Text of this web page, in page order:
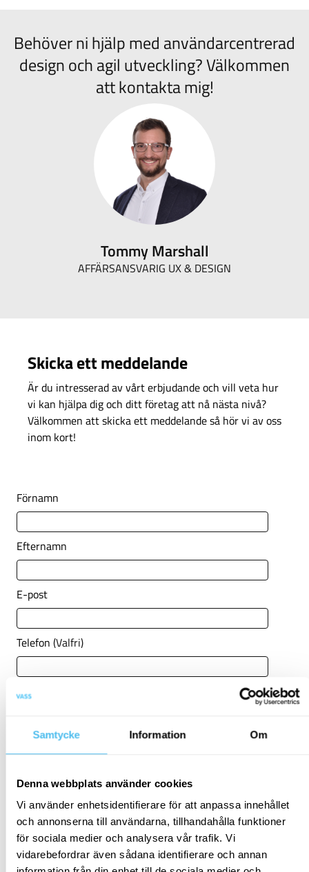
Samtycke Information Om
Denna webbplats använder cookies
Vi använder enhetsidentifierare för att anpassa innehållet
och annonserna till användarna, tillhandahålla funktioner
för sociala medier och analysera vår trafik. Vi
vidarebefordrar även sådana identifierare och annan
Behöver ni hjälp med användarcentrerad
design och agil utveckling? Välkommen
att kontakta mig!
Tommy Marshall
AFFÄRSANSVARIG UX & DESIGN
Skicka ett meddelande
Är du intresserad av vårt erbjudande och vill veta hur
vi kan hjälpa dig och ditt företag att nå nästa nivå?
Välkommen att skicka ett meddelande så hör vi av oss
inom kort!
Förnamn
Efternamn
E-post
Telefon (Valfri)
Företag
Meddelande(Valfri)
Jag samtycker till att VASS behandlar mina